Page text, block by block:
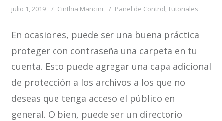
julio 1, 2019 Cinthia Mancini Panel de Control,Tutoriales
En ocasiones, puede ser una buena práctica
proteger con contraseña una carpeta en tu
cuenta. Esto puede agregar una capa adicional
de protección a los archivos a los que no
deseas que tenga acceso el público en
general. O bien, puede ser un directorio